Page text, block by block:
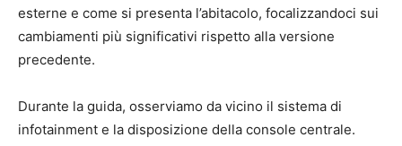
esterne e come si presenta l’abitacolo, focalizzandoci sui
cambiamenti più significativi rispetto alla versione
precedente.
Durante la guida, osserviamo da vicino il sistema di
infotainment e la disposizione della console centrale.